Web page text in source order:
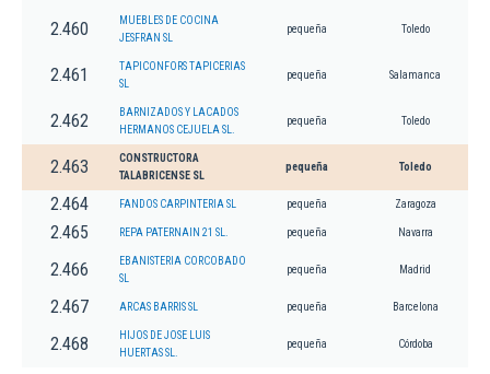
2.460
MUEBLES DE COCINA
JESFRAN SL
pequeña Toledo
2.461
TAPICONFORS TAPICERIAS
SL
pequeña Salamanca
2.462
BARNIZADOS Y LACADOS
HERMANOS CEJUELA SL.
pequeña Toledo
2.463
CONSTRUCTORA
TALABRICENSE SL
pequeña Toledo
2.464 FANDOS CARPINTERIA SL pequeña Zaragoza
2.465 REPA PATERNAIN 21 SL. pequeña Navarra
2.466
EBANISTERIA CORCOBADO
SL
pequeña Madrid
2.467 ARCAS BARRIS SL pequeña Barcelona
2.468
HIJOS DE JOSE LUIS
HUERTAS SL.
pequeña Córdoba